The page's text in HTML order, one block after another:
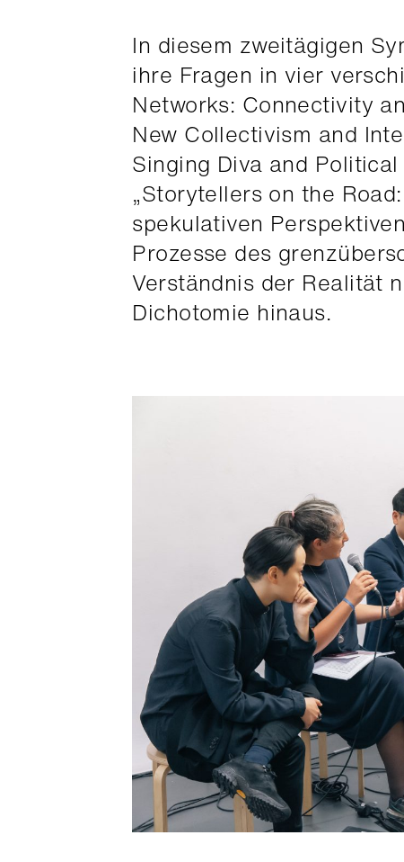
In diesem zweitägigen
ihre Fragen in vier
Networks: Connectivity
New Collectivism and
Singing Diva and
„Storytellers on the
spekulativen
Prozesse des
Verständnis der Realität
Dichotomie hinaus.